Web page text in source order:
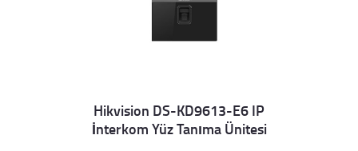
Details
Hikvision DS-KD9613-E6 IP
İnterkom Yüz Tanıma Ünitesi